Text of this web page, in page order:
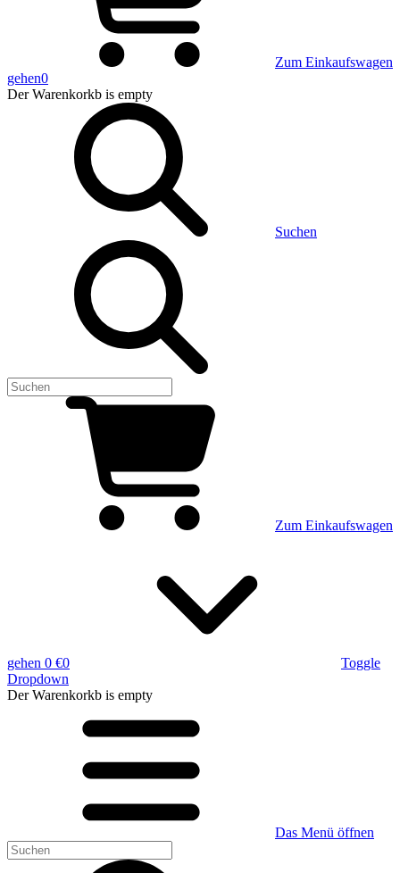
Zum Einkaufswagen
gehen0
Der Warenkorkb is empty
Suchen
Zum Einkaufswagen
gehen 0 €0
Toggle
Dropdown
Der Warenkorkb is empty
Das Menü öffnen